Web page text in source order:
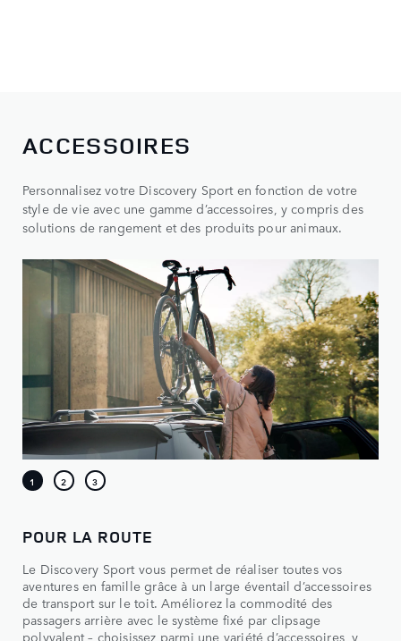
ACCESSOIRES
Personnalisez votre Discovery Sport en fonction de votre
style de vie avec une gamme d’accessoires, y compris des
solutions de rangement et des produits pour animaux.
POUR LA ROUTE
Le Discovery Sport vous permet de réaliser toutes vos
aventures en famille grâce à un large éventail d’accessoires
de transport sur le toit. Améliorez la commodité des
passagers arrière avec le système fixé par clipsage
polyvalent – choisissez parmi une variété d’accessoires, y